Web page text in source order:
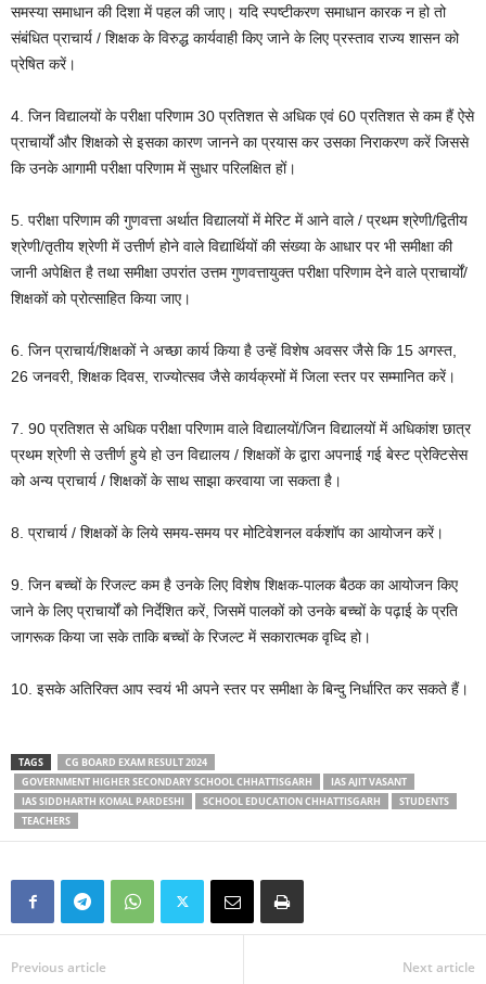
समस्या समाधान की दिशा में पहल की जाए। यदि स्पष्टीकरण समाधान कारक न हो तो
संबंधित प्राचार्य / शिक्षक के विरुद्ध कार्यवाही किए जाने के लिए प्रस्ताव राज्य शासन को
प्रेषित करें।
4. जिन विद्यालयों के परीक्षा परिणाम 30 प्रतिशत से अधिक एवं 60 प्रतिशत से कम हैं ऐसे
प्राचार्यों और शिक्षको से इसका कारण जानने का प्रयास कर उसका निराकरण करें जिससे
कि उनके आगामी परीक्षा परिणाम में सुधार परिलक्षित हों।
5. परीक्षा परिणाम की गुणवत्ता अर्थात विद्यालयों में मेरिट में आने वाले / प्रथम श्रेणी/द्वितीय
श्रेणी/तृतीय श्रेणी में उत्तीर्ण होने वाले विद्यार्थियों की संख्या के आधार पर भी समीक्षा की
जानी अपेक्षित है तथा समीक्षा उपरांत उत्तम गुणवत्तायुक्त परीक्षा परिणाम देने वाले प्राचार्यों/
शिक्षकों को प्रोत्साहित किया जाए।
6. जिन प्राचार्य/शिक्षकों ने अच्छा कार्य किया है उन्हें विशेष अवसर जैसे कि 15 अगस्त,
26 जनवरी, शिक्षक दिवस, राज्योत्सव जैसे कार्यक्रमों में जिला स्तर पर सम्मानित करें।
7. 90 प्रतिशत से अधिक परीक्षा परिणाम वाले विद्यालयों/जिन विद्यालयों में अधिकांश छात्र
प्रथम श्रेणी से उत्तीर्ण हुये हो उन विद्यालय / शिक्षकों के द्वारा अपनाई गई बेस्ट प्रेक्टिसेस
को अन्य प्राचार्य / शिक्षकों के साथ साझा करवाया जा सकता है।
8. प्राचार्य / शिक्षकों के लिये समय-समय पर मोटिवेशनल वर्कशॉप का आयोजन करें।
9. जिन बच्चों के रिजल्ट कम है उनके लिए विशेष शिक्षक-पालक बैठक का आयोजन किए
जाने के लिए प्राचार्यों को निर्देशित करें, जिसमें पालकों को उनके बच्चों के पढ़ाई के प्रति
जागरूक किया जा सके ताकि बच्चों के रिजल्ट में सकारात्मक वृध्दि हो।
10. इसके अतिरिक्त आप स्वयं भी अपने स्तर पर समीक्षा के बिन्दु निर्धारित कर सकते हैं।
TAGS
CG BOARD EXAM RESULT 2024
GOVERNMENT HIGHER SECONDARY SCHOOL CHHATTISGARH
IAS AJIT VASANT
IAS SIDDHARTH KOMAL PARDESHI
SCHOOL EDUCATION CHHATTISGARH
STUDENTS
TEACHERS
Previous article Next article